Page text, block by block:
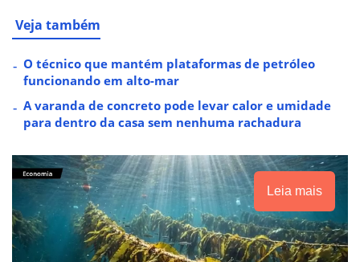
Veja também
O técnico que mantém plataformas de petróleo
funcionando em alto-mar
A varanda de concreto pode levar calor e umidade
para dentro da casa sem nenhuma rachadura
Leia mais